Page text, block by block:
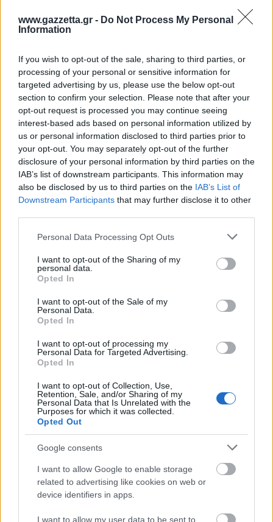
www.gazzetta.gr - Do Not Process My Personal
Information
If you wish to opt-out of the sale, sharing to third parties, or
processing of your personal or sensitive information for
targeted advertising by us, please use the below opt-out
section to confirm your selection. Please note that after your
opt-out request is processed you may continue seeing
interest-based ads based on personal information utilized by
us or personal information disclosed to third parties prior to
your opt-out. You may separately opt-out of the further
disclosure of your personal information by third parties on the
IAB’s list of downstream participants. This information may
also be disclosed by us to third parties on the IAB’s List of
Downstream Participants that may further disclose it to other
Please note that this website/app uses one or more Google
not limited to your visit or usage behaviour. You may click to
grant or deny consent to Google and its third-party tags to
use your data for below specified purposes in below Google
consent section.
Personal Data Processing Opt Outs
I want to opt-out of the Sharing of my
personal data.
Opted In
I want to opt-out of the Sale of my
Personal Data.
Opted In
I want to opt-out of processing my
Personal Data for Targeted Advertising.
Opted In
I want to opt-out of Collection, Use,
Retention, Sale, and/or Sharing of my
Personal Data that Is Unrelated with the
Purposes for which it was collected.
Opted Out
Google consents
I want to allow Google to enable storage
related to advertising like cookies on web or
device identifiers in apps.
I want to allow my user data to be sent to
πρόκειται να μας επηρεάσουν και υπολογίζουν
χωρικά αλλά και χρονικά πότε αυτές θα έρθουν
καθημερινά μπορεί να αλλάξουν, το γεωγραφικό
τερραίν είναι πολύπλοκο, οι αποστάσεις μεγάλες ,
ενώ δεν είναι λίγες οι φορές που οι ατμοσφαιρικές
διεργασίες μπορεί να τροποποιήσουν τις αέριες
μάζες.